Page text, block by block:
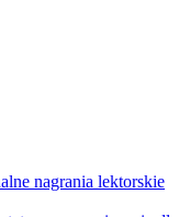
nagrania lektorskie